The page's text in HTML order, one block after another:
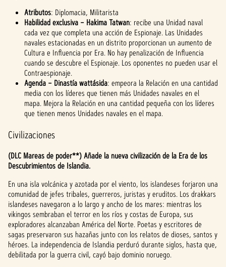
Atributos: Diplomacia, Militarista
Habilidad exclusiva – Hakima Tatwan: recibe una Unidad naval
cada vez que completa una acción de Espionaje. Las Unidades
navales estacionadas en un distrito proporcionan un aumento de
Cultura e Influencia por Era. No hay penalización de Influencia
cuando se descubre el Espionaje. Los oponentes no pueden usar el
Contraespionaje.
Agenda – Dinastía wattásida: empeora la Relación en una cantidad
media con los líderes que tienen más Unidades navales en el
mapa. Mejora la Relación en una cantidad pequeña con los líderes
que tienen menos Unidades navales en el mapa.
Civilizaciones
(DLC Mareas de poder**) Añade la nueva civilización de la Era de los
Descubrimientos de Islandia.
En una isla volcánica y azotada por el viento, los islandeses forjaron una
comunidad de jefes tribales, guerreros, juristas y eruditos. Los drakkars
islandeses navegaron a lo largo y ancho de los mares: mientras los
vikingos sembraban el terror en los ríos y costas de Europa, sus
exploradores alcanzaban América del Norte. Poetas y escritores de
sagas preservaron sus hazañas junto con los relatos de dioses, santos y
héroes. La independencia de Islandia perduró durante siglos, hasta que,
debilitada por la guerra civil, cayó bajo dominio noruego.